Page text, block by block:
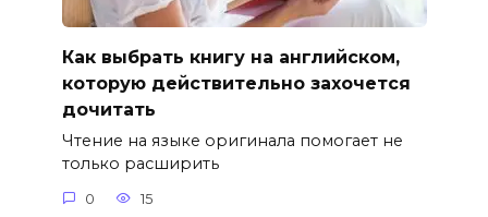
Как выбрать книгу на английском,
которую действительно захочется
дочитать
Чтение на языке оригинала помогает не
только расширить
0 15